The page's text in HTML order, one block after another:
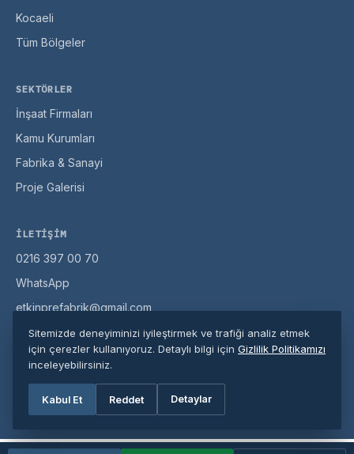
Kocaeli
Tüm Bölgeler
SEKTÖRLER
İnşaat Firmaları
Kamu Kurumları
Fabrika & Sanayi
Proje Galerisi
İLETIŞIM
0216 397 00 70
WhatsApp
etkinprefabrik@gmail.com
Misaki Milli Cd. No:104, Pendik / İstanbul
© 2026 Etkin Prefabrik. Tüm hakları saklıdır.
Gizlilik Politikası
·Site Haritası
Sitemizde deneyiminizi iyileştirmek ve trafiği analiz etmek
için çerezler kullanıyoruz. Detaylı bilgi için Gizlilik Politikamızı
inceleyebilirsiniz.
Kabul Et Reddet Detaylar